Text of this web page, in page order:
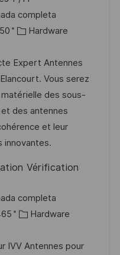
completa
C
t
e
g
o
r
í
Hardware
Expert Antennes
Vous serez
des sous-
des antennes
et leur
innovantes.
Vérification
completa
C
t
Hardware
IVV Antennes pour